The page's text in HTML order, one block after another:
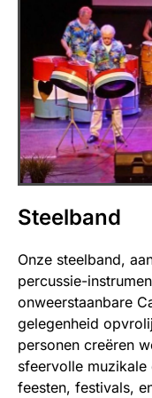
Steelband
Onze steelband,
percussie-
onweerstaanbare
gelegenheid
personen creëren
sfeervolle
feesten, festivals,